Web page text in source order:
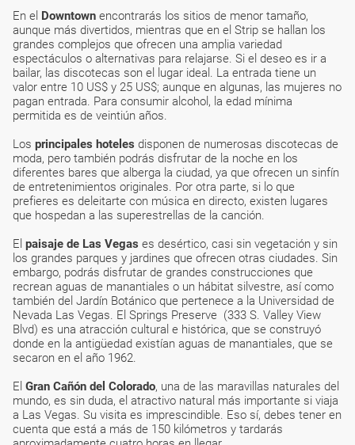
En el Downtown encontrarás los sitios de menor tamaño,
aunque más divertidos, mientras que en el Strip se hallan los
grandes complejos que ofrecen una amplia variedad
espectáculos o alternativas para relajarse. Si el deseo es ir a
bailar, las discotecas son el lugar ideal. La entrada tiene un
valor entre 10 US$ y 25 US$; aunque en algunas, las mujeres no
pagan entrada. Para consumir alcohol, la edad mínima
permitida es de veintiún años.
Los principales hoteles disponen de numerosas discotecas de
moda, pero también podrás disfrutar de la noche en los
diferentes bares que alberga la ciudad, ya que ofrecen un sinfín
de entretenimientos originales. Por otra parte, si lo que
prefieres es deleitarte con música en directo, existen lugares
que hospedan a las superestrellas de la canción.
El paisaje de Las Vegas es desértico, casi sin vegetación y sin
los grandes parques y jardines que ofrecen otras ciudades. Sin
embargo, podrás disfrutar de grandes construcciones que
recrean aguas de manantiales o un hábitat silvestre, así como
también del Jardín Botánico que pertenece a la Universidad de
Nevada Las Vegas. El Springs Preserve (333 S. Valley View
Blvd) es una atracción cultural e histórica, que se construyó
donde en la antigüedad existían aguas de manantiales, que se
secaron en el año 1962.
El Gran Cañón del Colorado, una de las maravillas naturales del
mundo, es sin duda, el atractivo natural más importante si viaja
a Las Vegas. Su visita es imprescindible. Eso sí, debes tener en
cuenta que está a más de 150 kilómetros y tardarás